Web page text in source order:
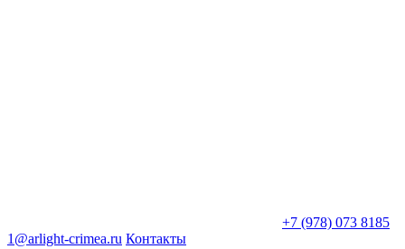
+7 (978) 073 8185
1@arlight-crimea.ru Контакты